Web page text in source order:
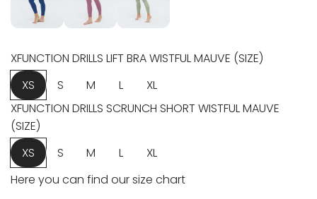
c
e
r
p
r
i
c
e
XFUNCTION DRILLS LIFT BRA WISTFUL MAUVE (SIZE)
XS
S M L
XL
XFUNCTION DRILLS SCRUNCH SHORT WISTFUL MAUVE
(SIZE)
XS
S M L
XL
Here you can find our size chart